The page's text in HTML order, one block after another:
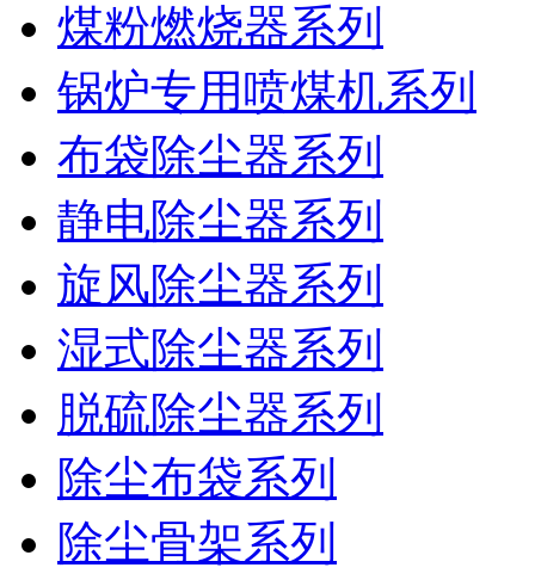
煤粉燃烧器系列
锅炉专用喷煤机系列
布袋除尘器系列
静电除尘器系列
旋风除尘器系列
湿式除尘器系列
脱硫除尘器系列
除尘布袋系列
除尘骨架系列